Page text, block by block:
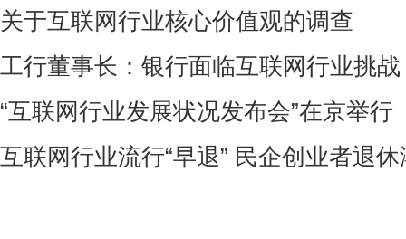
关于互联网行业核心价值观的调查
工行董事长：银行面临互联网行业挑战
“互联网行业发展状况发布会”在京举行
互联网行业流行“早退” 民企创业者退